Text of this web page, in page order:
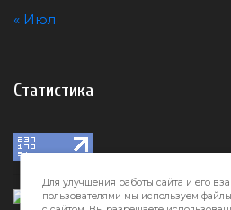
« Июл
Статистика
Для улучшения работы сайта и его
пользователями мы используем